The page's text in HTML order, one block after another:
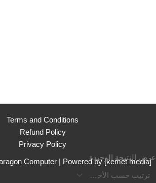
عرض النتيجة الوحيدة
Terms and Conditions
Refund Policy
Privacy Policy
Computer | Powered by [kemet media]